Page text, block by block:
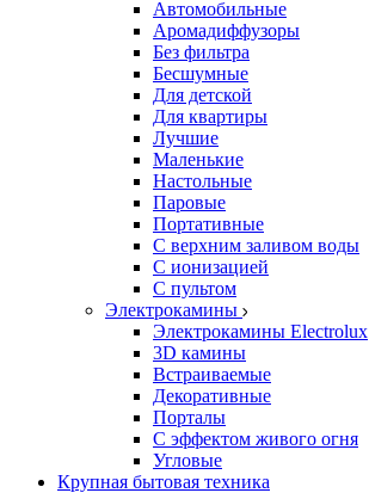
Автомобильные
Аромадиффузоры
Без фильтра
Бесшумные
Для детской
Для квартиры
Лучшие
Маленькие
Настольные
Паровые
Портативные
С верхним заливом воды
С ионизацией
С пультом
Электрокамины
Электрокамины Electrolux
3D камины
Встраиваемые
Декоративные
Порталы
С эффектом живого огня
Угловые
Крупная бытовая техника